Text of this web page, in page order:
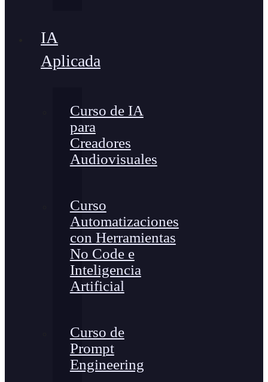
IA
Aplicada
Curso de IA
para
Creadores
Audiovisuales
Curso
Automatizaciones
con Herramientas
No Code e
Inteligencia
Artificial
Curso de
Prompt
Engineering